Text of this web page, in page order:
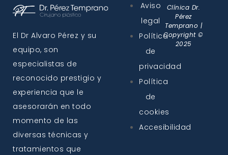
El Dr Alvaro Pérez y su
equipo, son
especialistas de
reconocido prestigio y
experiencia que le
asesorarán en todo
momento de las
diversas técnicas y
tratamientos que
Aviso
legal
Política
de
privacidad
Política
de
cookies
Accesibilidad
Clínica Dr.
Pérez
Temprano |
Copyright ©
2025